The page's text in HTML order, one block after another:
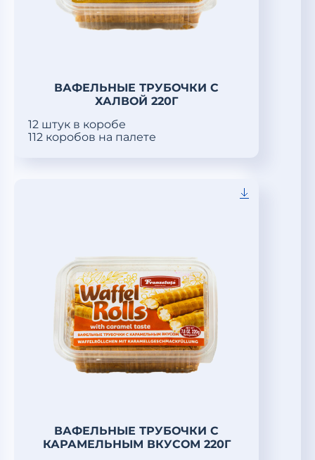
ВАФЕЛЬНЫЕ ТРУБОЧКИ С
ХАЛВОЙ 220Г
12 штук в коробе
112 коробов на палете
ВАФЕЛЬНЫЕ ТРУБОЧКИ С
КАРАМЕЛЬНЫМ ВКУСОМ 220Г